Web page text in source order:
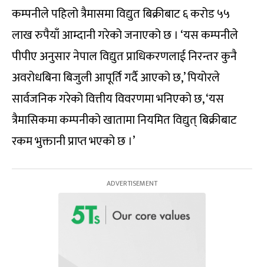
कम्पनीले पहिलो त्रैमासमा विद्युत बिक्रीबाट ६ करोड ५५
लाख रुपैयाँ आम्दानी गरेको जनाएको छ । ‘यस कम्पनीले
पीपीए अनुसार नेपाल विद्युत प्राधिकरणलाई निरन्तर कुनै
अवरोधबिना बिजुली आपूर्ति गर्दै आएको छ,’ पियोरले
सार्वजनिक गरेको वित्तीय विवरणमा भनिएको छ, ‘यस
त्रैमासिकमा कम्पनीको खातामा नियमित विद्युत् बिक्रीबाट
रकम भुक्तानी प्राप्त भएको छ ।’